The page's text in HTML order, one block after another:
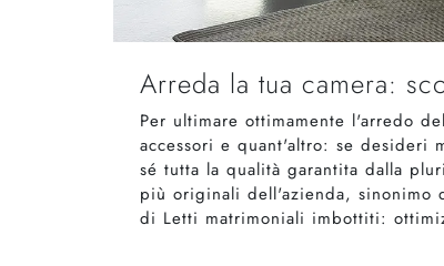
Arreda la tua camera:
Per ultimare ottimamente l'arredo
accessori e quant'altro: se desideri
sé tutta la qualità garantita dalla
più originali dell'azienda, sinonimo
di Letti matrimoniali imbottiti: